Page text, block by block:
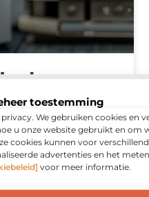
toestemming
We gebruiken cookies en
u onze website gebruikt en om
cookies kunnen voor
advertenties en het
voor meer informatie.
keuze